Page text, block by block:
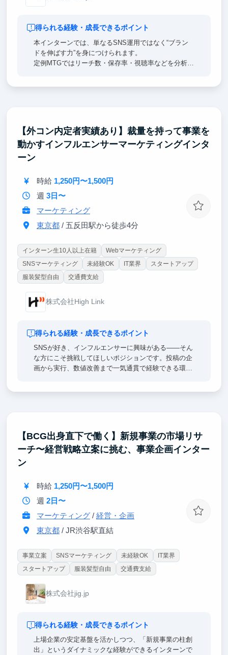
得られる経験・成長できるポイント
本インターンでは、単なるSNS運用ではなく“ブラン
ドを伸ばす力”を身につけられます。
定例MTGではリーチ数・保存率・視聴率などを分析
ンターンの方もブランドを一緒に育てる当事者です。
自分の投稿がブランドの世界観をつくり、認知や売上
に直結する経験をしていただきたいと考えています。
語れる経験を積むことができます。
【外コン内定者実績あり】裁量を持って事業を
動かすインフルエンサーマーケティングインタ
ーン
時給 1,250円〜1,500円
週 3日〜
マーケティング
東京都/ 五反田駅から徒歩4分
インターン生10人以上在籍
Webマーケティング
SNSマーケティング
未経験OK IT業界
スタートアップ
服装髪型自由
交通費支給
株式会社High Link
得られる経験・成長できるポイント
SNSが好き、インフルエンサーに興味がある——そん
な方にこそ挑戦してほしいポジションです。投稿の企
画から実行、数値改善まで一気通貫で経験できる環境
【BCG出身直下で働く】新規事業の市場リサ
ーチ〜経営戦略立案に挑む、事業企画インター
ン
時給 1,250円〜1,500円
週 2日〜
マーケティング/ 経営・企画
東京都/ JR渋谷駅直結
事業立案 SNSマーケティング 未経験OK
IT業界
スタートアップ
服装髪型自由 交通費支給
株式会社jig.jp
得られる経験・成長できるポイント
上場企業の安定基盤を活かしつつ、「新規事業の柱創
出」というダイナミックな経験ができるインターンで